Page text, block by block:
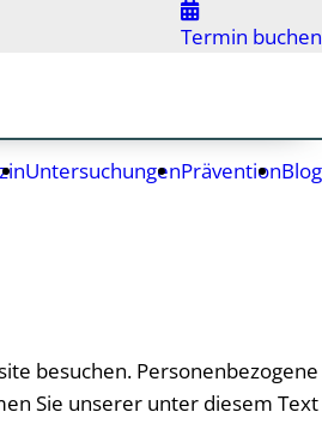
Termin buchen
UntersuchungenPräventionBlog
besuchen. Personenbezogene
Sie unserer unter diesem Text